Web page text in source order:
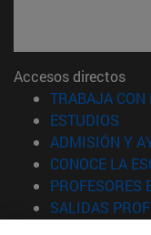
Accesos directos
TRABAJA CON
ESTUDIOS
ADMISIÓN Y
CONOCE LA
PROFESORES
SALIDAS